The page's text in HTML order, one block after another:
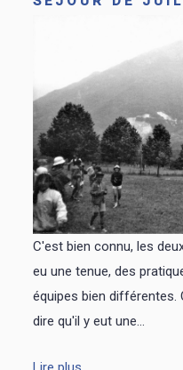
C'est bien connu, les
eu une tenue, des
équipes bien différentes.
dire qu'il y eut une...